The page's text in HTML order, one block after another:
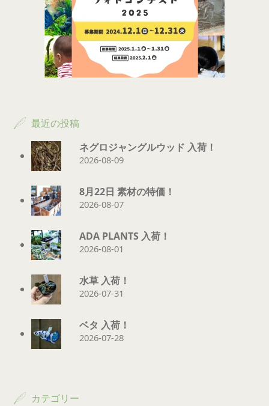
最近の投稿
ネグロジャングルウッド 入荷！
2026-08-09
8月22日 素材の特価！
2026-08-07
ADA PLANTS 入荷！
2026-08-01
水草 入荷！
2026-07-31
ベタ 入荷！
2026-07-28
カテゴリー